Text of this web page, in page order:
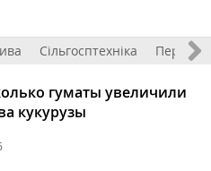
Сільгосптехніка
гуматы увеличили
кукурузы